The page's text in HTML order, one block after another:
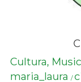
Cultura,
maria_laura /